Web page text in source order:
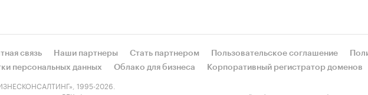
связь Наши партнеры Стать партнером Пользовательское соглашение
персональных данных
Облако для бизнеса Корпоративный регистратор доменов
1995-2026.